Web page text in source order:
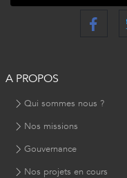
A PROPOS
Qui sommes nous ?
Nos missions
Gouvernance
Nos projets en cours